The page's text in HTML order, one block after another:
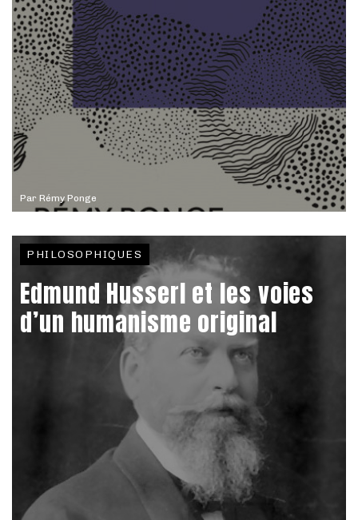
Par Rémy Ponge
PHILOSOPHIQUES
Edmund Husserl et les voies
d’un humanisme original